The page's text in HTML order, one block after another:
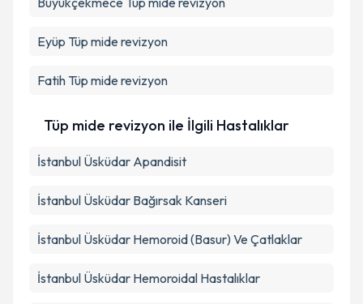
Eyüp Tüp mide revizyon
Fatih Tüp mide revizyon
Tüp mide revizyon ile İlgili Hastalıklar
İstanbul Üsküdar Apandisit
İstanbul Üsküdar Bağırsak Kanseri
İstanbul Üsküdar Hemoroid (Basur) Ve Çatlaklar
İstanbul Üsküdar Hemoroidal Hastalıklar